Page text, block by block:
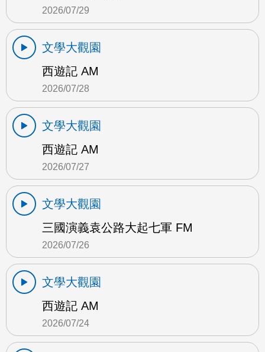
2026/07/29
文學大觀園
西遊記 AM
2026/07/28
文學大觀園
西遊記 AM
2026/07/27
文學大觀園
三國演義袁公路大起七軍 FM
2026/07/26
文學大觀園
西遊記 AM
2026/07/24